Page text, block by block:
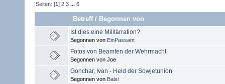
Seiten: [1]2 3 ...6
Betreff/ Begonnen von
Ist dies eine Militärration?
Begonnen von EinPassant
Fotos von Beamten der Wehrmacht
Begonnen von Joe
Gonchar, Ivan - Held der Sowjetunion
Begonnen von Balsi